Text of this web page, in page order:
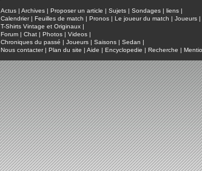
Actus | Archives | Proposer un article | Sujets | Sondages | liens |
Calendrier| Feuilles de match | Pronos | Le joueur du match | Joueurs |
T-Shirts Vintage et Originaux |
Forum | Chat | Photos | Videos |
Chroniques du passé | Joueurs | Saisons | Sedan |
Nous contacter| Plan du site | Aide | Encyclopedie | Recherche |